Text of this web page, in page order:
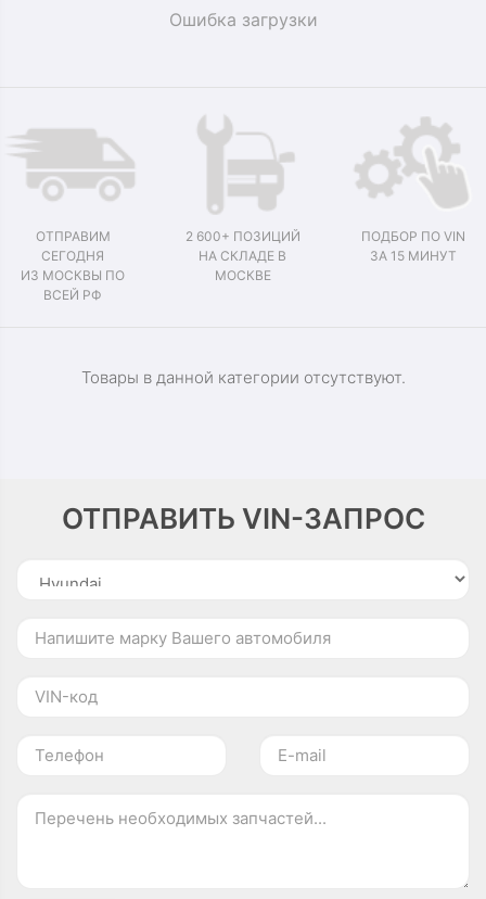
Ошибка загрузки
ОТПРАВИМ
СЕГОДНЯ
ИЗ МОСКВЫ ПО
ВСЕЙ РФ
2 600+ ПОЗИЦИЙ
НА СКЛАДЕ В
МОСКВЕ
ПОДБОР ПО VIN
ЗА 15 МИНУТ
Товары в данной категории отсутствуют.
ОТПРАВИТЬ VIN-ЗАПРОС